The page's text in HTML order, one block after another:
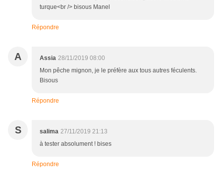
turque<br /> bisous Manel
Répondre
A Assia 28/11/2019 08:00
Mon pêche mignon, je le préfère aux tous autres féculents.
Bisous
Répondre
S salima 27/11/2019 21:13
à tester absolument ! bises
Répondre